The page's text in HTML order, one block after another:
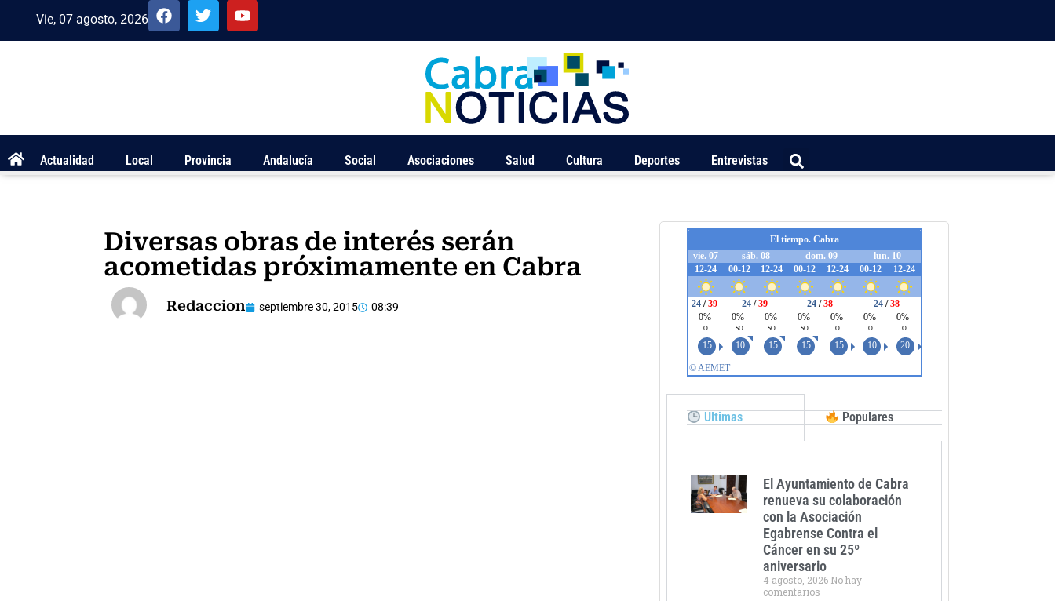
Vie, 07 agosto, 2026
Actualidad Local Provincia Andalucía Social Asociaciones Salud Cultura Deportes Entrevistas
Diversas obras de interés serán
acometidas próximamente en Cabra
Redaccion septiembre 30, 2015 08:39
Últimas Populares
El Ayuntamiento de Cabra
renueva su colaboración
con la Asociación
Egabrense Contra el
Cáncer en su 25º
aniversario
4 agosto, 2026 No hay
comentarios